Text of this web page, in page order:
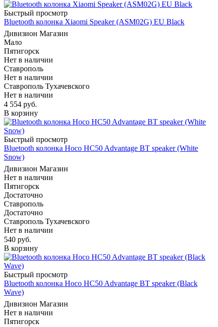
Быстрый просмотр
Bluetooth колонка Xiaomi Speaker (ASM02G) EU Black
Дивизион Магазин
Мало
Пятигорск
Нет в наличии
Ставрополь
Нет в наличии
Ставрополь Тухачевского
Нет в наличии
4 554 руб.
В корзину
Быстрый просмотр
Bluetooth колонка Hoco HC50 Advantage BT speaker (White
Snow)
Дивизион Магазин
Нет в наличии
Пятигорск
Достаточно
Ставрополь
Достаточно
Ставрополь Тухачевского
Нет в наличии
540 руб.
В корзину
Быстрый просмотр
Bluetooth колонка Hoco HC50 Advantage BT speaker (Black
Wave)
Дивизион Магазин
Нет в наличии
Пятигорск